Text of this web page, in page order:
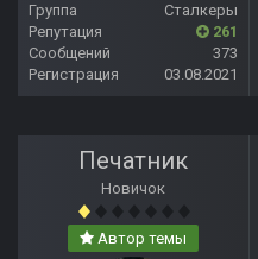
Группа
Сталкеры
Репутация
261
Сообщений
373
Регистрация
03.08.2021
Печатник
Новичок
Автор темы